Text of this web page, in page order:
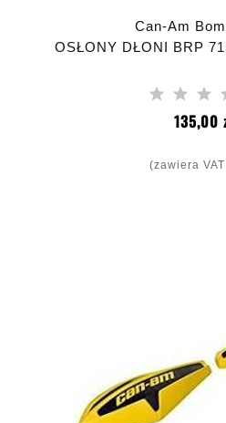
Can-Am
OSŁONY DŁONI BRP
135,00
(zawiera